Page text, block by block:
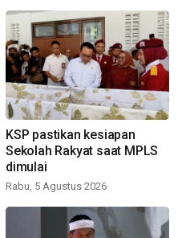
KSP pastikan kesiapan
Sekolah Rakyat saat MPLS
dimulai
Rabu, 5 Agustus 2026